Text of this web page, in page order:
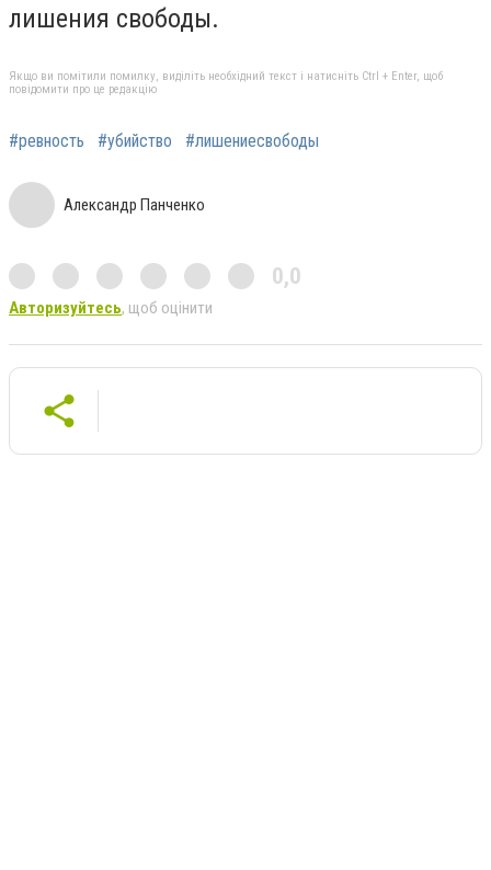
лишения свободы.
Якщо ви помітили помилку, виділіть необхідний текст і натисніть Ctrl + Enter, щоб
повідомити про це редакцію
#ревность #убийство #лишениесвободы
Александр Панченко
0,0
Авторизуйтесь, щоб оцінити